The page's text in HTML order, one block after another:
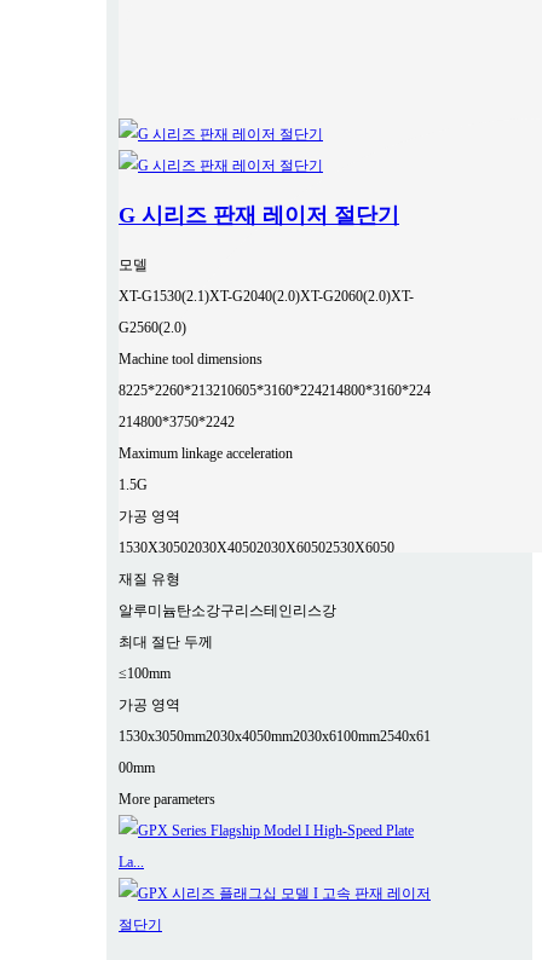
G 시리즈 판재 레이저 절단기
모델
XT-G1530(2.1)XT-G2040(2.0)XT-G2060(2.0)XT-
G2560(2.0)
Machine tool dimensions
8225*2260*213210605*3160*224214800*3160*224
214800*3750*2242
Maximum linkage acceleration
1.5G
가공 영역
1530X30502030X40502030X60502530X6050
재질 유형
알루미늄탄소강구리스테인리스강
최대 절단 두께
≤100mm
가공 영역
1530x3050mm2030x4050mm2030x6100mm2540x61
00mm
More parameters